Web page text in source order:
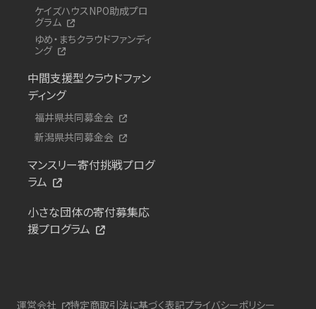
ケイズハウスNPO助成プロ
グラム
ゆめ・まちクラウドファンディ
ング
中間支援型クラウドファン
ディング
福井県共同募金会
新潟県共同募金会
マンスリー寄付挑戦プログ
ラム
小さな団体の寄付募集応
援プログラム
運営会社 特定商取引法に基づく表記プライバシーポリシー